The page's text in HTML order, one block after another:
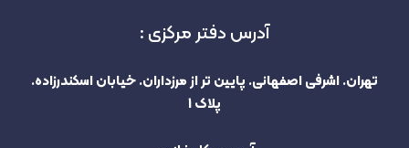
آدرس دفتر مرکزی :
تهران. اشرفی اصفهانی. پایین تر از مرزداران. خیابان اسکندرزاده.
پلاک 1